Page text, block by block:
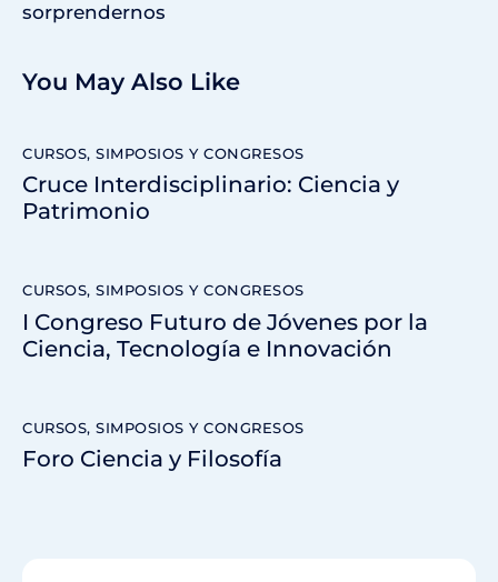
sorprendernos
You May Also Like
CURSOS, SIMPOSIOS Y CONGRESOS
Cruce Interdisciplinario: Ciencia y
Patrimonio
CURSOS, SIMPOSIOS Y CONGRESOS
I Congreso Futuro de Jóvenes por la
Ciencia, Tecnología e Innovación
CURSOS, SIMPOSIOS Y CONGRESOS
Foro Ciencia y Filosofía